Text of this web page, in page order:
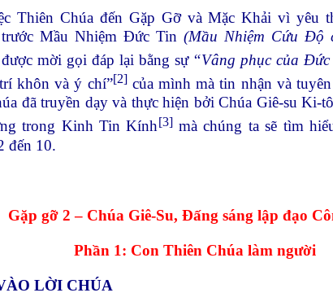
Thiên Chúa đến Gặp Gỡ và Mặc Khải vì yêu
Mầu Nhiệm Đức Tin(Mầu Nhiệm Cứu Độ
mời gọi đáp lại bằng sự “Vâng phục của
khôn và ý chí”[2]của mình mà tin nhận và
đã truyền dạy và thực hiện bởi Chúa Giê-su Ki-
trong Kinh Tin Kính[3]mà chúng ta sẽ tìm
đến 10.
Gặp gỡ 2 – Chúa Giê-Su, Đấng sáng lập đạo
Phần 1: Con Thiên Chúa làm người
LỜI CHÚA